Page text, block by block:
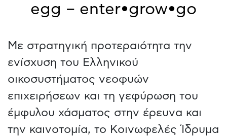
egg – enter•grow•go
Με στρατηγική προτεραιότητα την
ενίσχυση του Ελληνικού
οικοσυστήματος νεοφυών
επιχειρήσεων και τη γεφύρωση του
έμφυλου χάσματος στην έρευνα και
την καινοτομία, το Κοινωφελές Ίδρυμα